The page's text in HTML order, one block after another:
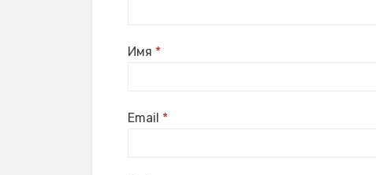
Имя *
Email *